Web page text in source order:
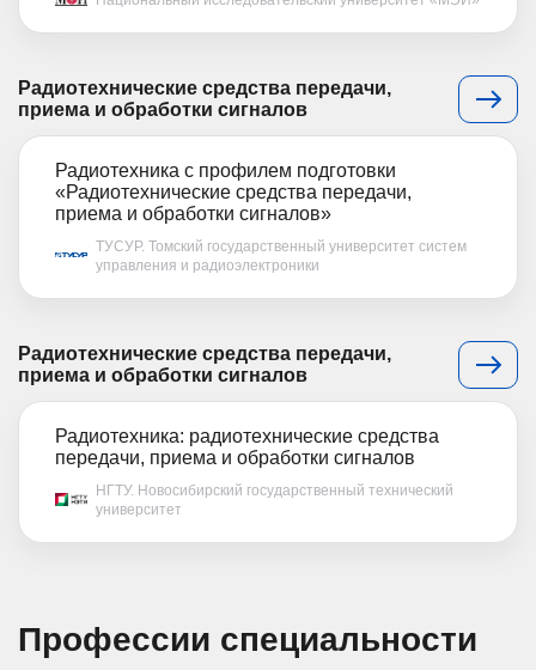
Радиотехнические средства передачи,
приема и обработки сигналов
Радиотехника с профилем подготовки
«Радиотехнические средства передачи,
приема и обработки сигналов»
ТУСУР. Томский государственный университет систем
управления и радиоэлектроники
Радиотехнические средства передачи,
приема и обработки сигналов
Радиотехника: радиотехнические средства
передачи, приема и обработки сигналов
НГТУ. Новосибирский государственный технический
университет
Профессии специальности